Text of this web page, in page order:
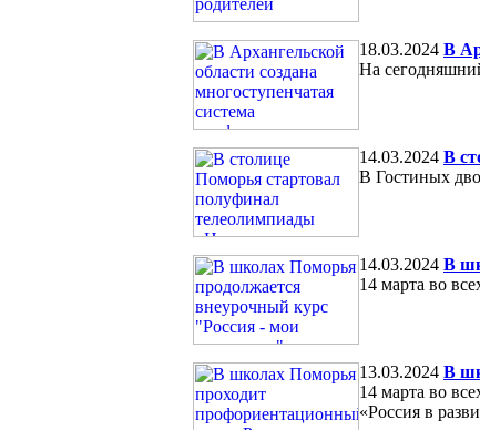
18.03.2024 В
На
14.03.2024 В
В Гостиных
14.03.2024 В
14 марта во
13.03.2024 В
14 марта во
«Россия в